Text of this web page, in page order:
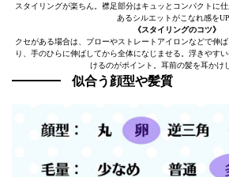
スタイリングが楽ちん。襟足部分はキュッとコンパクトに
あるシルエットがこなれ感をUP
《スタイリングのコツ》
クセがある場合は、ブローやストレートアイロンなどで伸
り、手のひらに伸ばしてから全体になじませる。浮きやす
けるのがポイント。耳前の髪を耳かけ
似合う顔型や髪質